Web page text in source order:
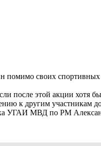
помимо своих
после этой акции хотя бы
к другим участникам
УГАИ МВД по РМ